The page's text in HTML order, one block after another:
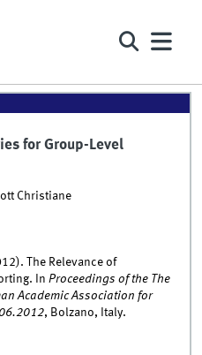
for Group-Level
Christiane
The Relevance of
InProceedings of the The
Academic Association for
, Bolzano, Italy.